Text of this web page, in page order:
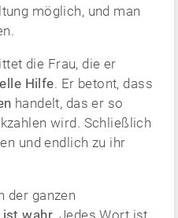
möglich, und man
die Frau, die er
Hilfe. Er betont, dass
handelt, das er so
wird. Schließlich
und endlich zu ihr
der ganzen
wahr. Jedes Wort ist